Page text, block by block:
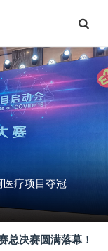
疗项目夺冠
场景赋能
总决赛圆满落幕！